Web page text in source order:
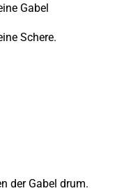
Gabel
Schere.
der Gabel drum.